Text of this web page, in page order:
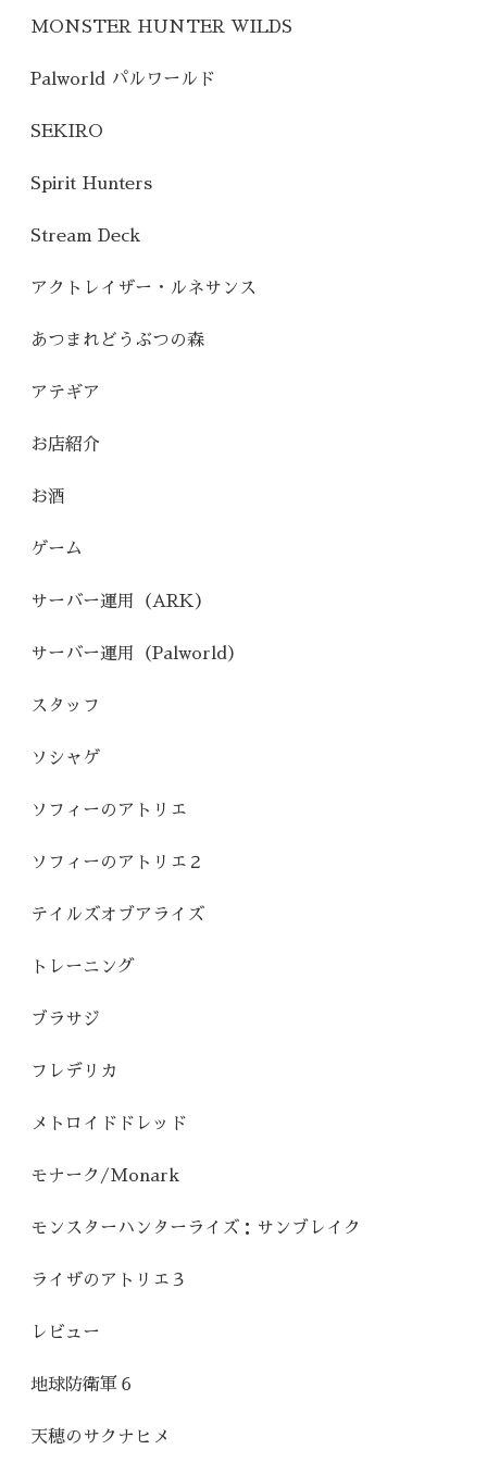
MONSTER HUNTER WILDS
Palworld パルワールド
SEKIRO
Spirit Hunters
Stream Deck
アクトレイザー・ルネサンス
あつまれどうぶつの森
アテギア
お店紹介
お酒
ゲーム
サーバー運用（ARK）
サーバー運用（Palworld）
スタッフ
ソシャゲ
ソフィーのアトリエ
ソフィーのアトリエ２
テイルズオブアライズ
トレーニング
ブラサジ
フレデリカ
メトロイドドレッド
モナーク/Monark
モンスターハンターライズ：サンブレイク
ライザのアトリエ３
レビュー
地球防衛軍６
天穂のサクナヒメ